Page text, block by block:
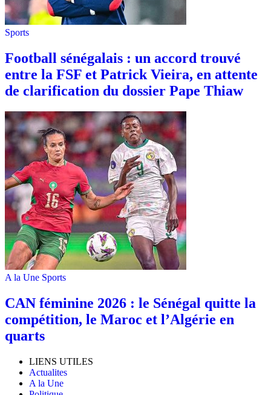
Sports
Football sénégalais : un accord trouvé
entre la FSF et Patrick Vieira, en attente
de clarification du dossier Pape Thiaw
A la Une Sports
‎CAN féminine 2026 : le Sénégal quitte la
compétition, le Maroc et l’Algérie en
quarts
LIENS UTILES
Actualites
A la Une